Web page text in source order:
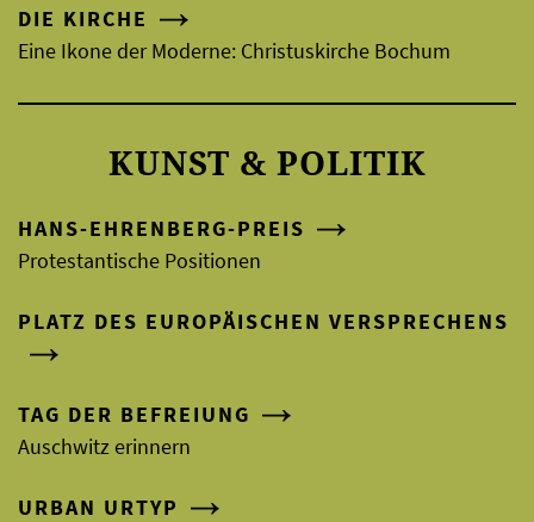
DIE KIRCHE
Eine Ikone der Moderne: Christuskirche Bochum
KUNST & POLITIK
HANS-EHRENBERG-PREIS
Protestantische Positionen
PLATZ DES EUROPÄISCHEN VERSPRECHENS
TAG DER BEFREIUNG
Auschwitz erinnern
URBAN URTYP